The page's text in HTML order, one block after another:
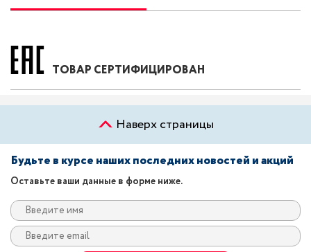
ТОВАР СЕРТИФИЦИРОВАН
Наверх страницы
Будьте в курсе наших последних новостей и акций
Оставьте ваши данные в форме ниже.